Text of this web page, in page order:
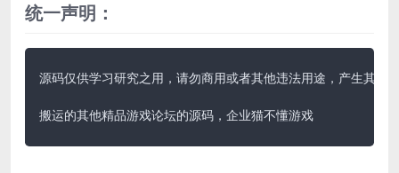
统一声明：
源码仅供学习研究之用，请勿商用或者其他违法用途，产生其他
搬运的其他精品游戏论坛的源码，企业猫不懂游戏